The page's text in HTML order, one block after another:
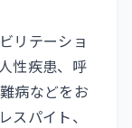
リテーショ
性疾患、呼
病などをお
スパイト、